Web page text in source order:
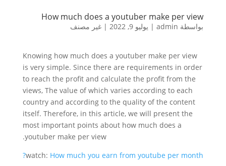
How much does a youtuber make per view
بواسطة admin
| يوليو 9, 2022 | غير مصنف
Knowing how much does a youtuber make per view
is very simple. Since there are requirements in order
to reach the profit and calculate the profit from the
views, The value of which varies according to each
country and according to the quality of the content
itself. Therefore, in this article, we will present the
most important points about how much does a
youtuber make per view.
watch: How much you earn from youtube per month?